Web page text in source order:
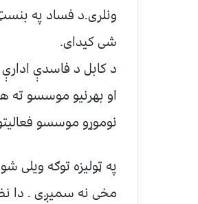
ونلری.د فساد په
شی کیدای.
د کابل د فاسدې
او بهرنیو موسسو ته
نوموړو موسسو
په ټولیزه توګه ویلی
مخی نه سمیږی . دا